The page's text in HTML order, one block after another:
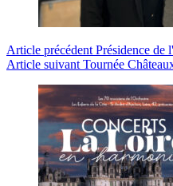
Article précédentPrésidence de
Article suivantTournée